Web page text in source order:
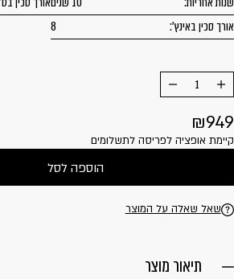
אורך סכין באינץ':
8
שאל שאלה על המוצר
הוסף
מוצר
החסר
949
קיימת אופציה לפריסה לתשלומים
הוספה לסל
תיאור מוצר